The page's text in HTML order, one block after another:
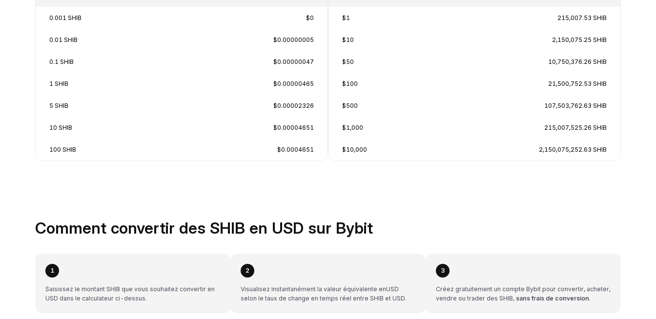
0.001 SHIB $0
0.01 SHIB $0.00000005
0.1 SHIB $0.00000047
1 SHIB $0.00000465
5 SHIB $0.00002326
10 SHIB $0.00004651
100 SHIB $0.0004651
$1 215,007.53 SHIB
$10 2,150,075.25 SHIB
$50 10,750,376.26 SHIB
$100 21,500,752.53 SHIB
$500 107,503,762.63 SHIB
$1,000 215,007,525.26 SHIB
$10,000 2,150,075,252.63 SHIB
Comment convertir des SHIB en USD sur Bybit
1
Saisissez le montant SHIB que vous souhaitez convertir en
USD dans le calculateur ci-dessus.
2
Visualisez instantanément la valeur équivalente enUSD
selon le taux de change en temps réel entre SHIB et USD.
3
Créez gratuitement un compte Bybit pour convertir, acheter,
vendre ou trader des SHIB, sans frais de conversion.